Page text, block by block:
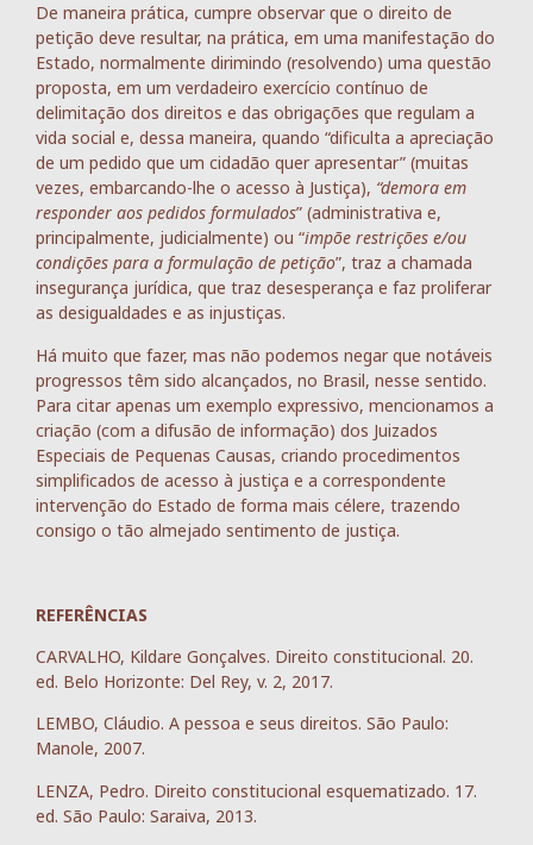
De maneira prática, cumpre observar que o direito de
petição deve resultar, na prática, em uma manifestação do
Estado, normalmente dirimindo (resolvendo) uma questão
proposta, em um verdadeiro exercício contínuo de
delimitação dos direitos e das obrigações que regulam a
vida social e, dessa maneira, quando “dificulta a apreciação
de um pedido que um cidadão quer apresentar” (muitas
vezes, embarcando-lhe o acesso à Justiça), “demora em
responder aos pedidos formulados” (administrativa e,
principalmente, judicialmente) ou “impõe restrições e/ou
condições para a formulação de petição”, traz a chamada
insegurança jurídica, que traz desesperança e faz proliferar
as desigualdades e as injustiças.
Há muito que fazer, mas não podemos negar que notáveis
progressos têm sido alcançados, no Brasil, nesse sentido.
Para citar apenas um exemplo expressivo, mencionamos a
criação (com a difusão de informação) dos Juizados
Especiais de Pequenas Causas, criando procedimentos
simplificados de acesso à justiça e a correspondente
intervenção do Estado de forma mais célere, trazendo
consigo o tão almejado sentimento de justiça.
REFERÊNCIAS
CARVALHO, Kildare Gonçalves. Direito constitucional. 20.
ed. Belo Horizonte: Del Rey, v. 2, 2017.
LEMBO, Cláudio. A pessoa e seus direitos. São Paulo:
Manole, 2007.
LENZA, Pedro. Direito constitucional esquematizado. 17.
ed. São Paulo: Saraiva, 2013.